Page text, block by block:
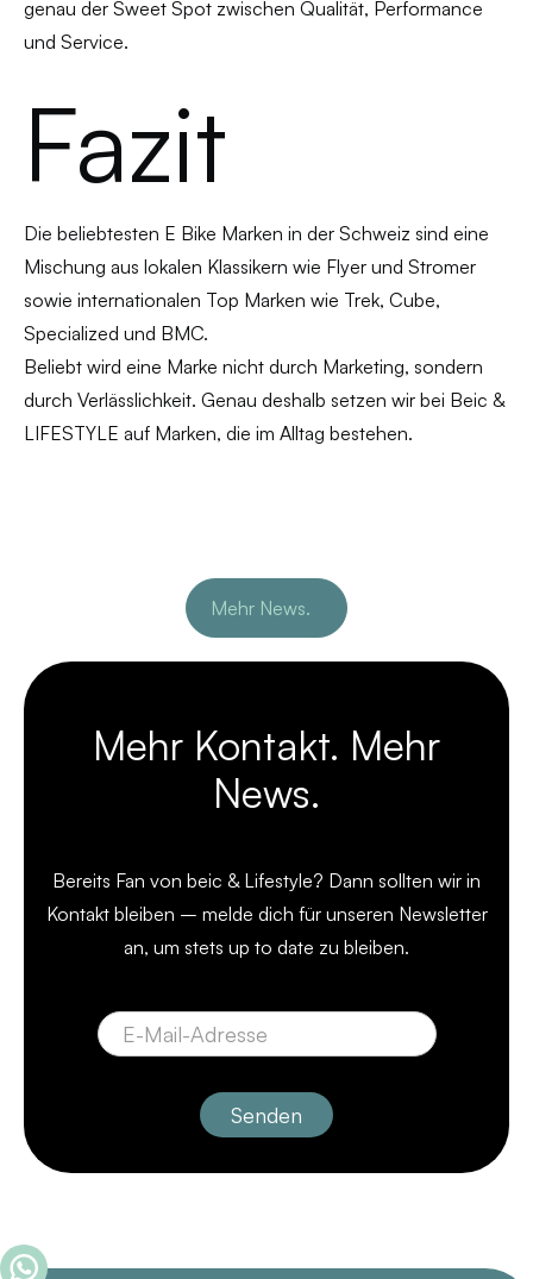
genau der Sweet Spot zwischen Qualität, Performance
und Service.
Fazit
Die beliebtesten E Bike Marken in der Schweiz sind eine
Mischung aus lokalen Klassikern wie Flyer und Stromer
sowie internationalen Top Marken wie Trek, Cube,
Specialized und BMC.
Beliebt wird eine Marke nicht durch Marketing, sondern
durch Verlässlichkeit. Genau deshalb setzen wir bei Beic &
LIFESTYLE auf Marken, die im Alltag bestehen.
Mehr News.
Mehr Kontakt. Mehr
News.
Bereits Fan von beic & Lifestyle? Dann sollten wir in
Kontakt bleiben – melde dich für unseren Newsletter
an, um stets up to date zu bleiben.